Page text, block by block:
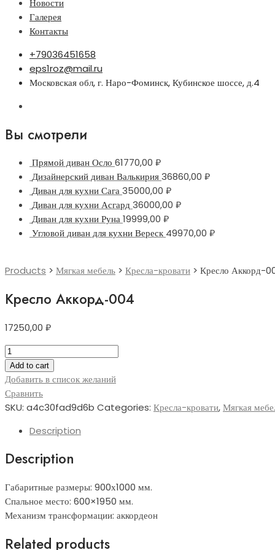
Новости
Галерея
Контакты
+79036451658
eps1roz@mail.ru
Московская обл, г. Наро-Фоминск, Кубинское шоссе, д.4
Вы смотрели
Прямой диван Осло 61770,00 ₽
Дизайнерский диван Валькирия36860,00 ₽
Диван для кухни Сага35000,00 ₽
Диван для кухни Асгард36000,00 ₽
Диван для кухни Руна19999,00 ₽
Угловой диван для кухни Вереск 49970,00 ₽
Products > Мягкая мебель > Кресла-кровати > Кресло Аккорд-
Кресло Аккорд-004
17250,00 ₽
Кресло
Аккорд-004
quantity
Add to cart
Добавить в список желаний
Сравнить
SKU: a4c30fad9d6b Categories: Кресла-кровати,Мягкая
Description
Description
Габаритные размеры: 900х1000 мм.
Спальное место: 600×1950 мм.
Механизм трансформации: аккордеон
Related products